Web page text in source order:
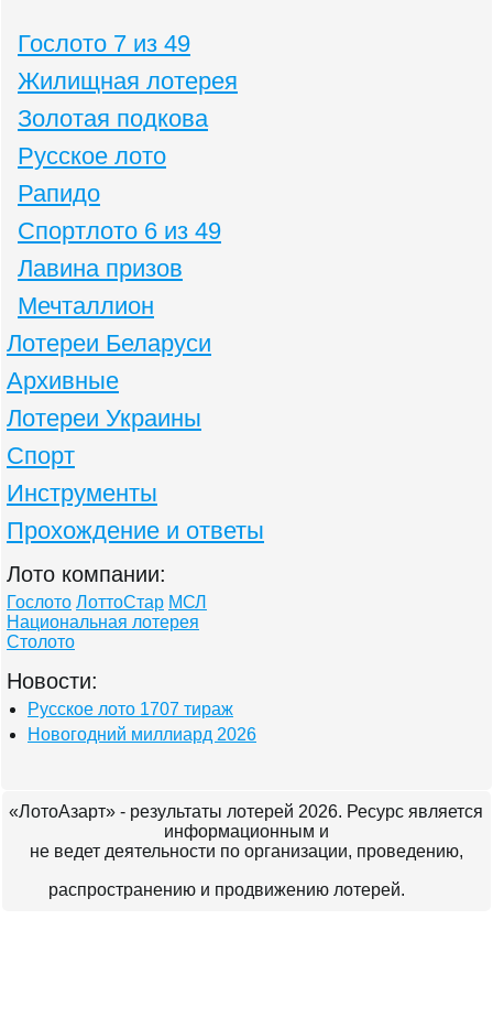
Гослото 7 из 49
Жилищная лотерея
Золотая подкова
Русское лото
Рапидо
Спортлото 6 из 49
Лавина призов
Мечталлион
Лотереи Беларуси
Архивные
Лотереи Украины
Спорт
Инструменты
Прохождение и ответы
Лото компании:
Гослото ЛоттоСтар МСЛ
Национальная лотерея
Столото
Новости:
Русское лото 1707 тираж
Новогодний миллиард 2026
«ЛотоАзарт» - результаты лотерей 2026. Ресурс является
информационным и
не ведет деятельности по организации, проведению,
распространению и продвижению лотерей.